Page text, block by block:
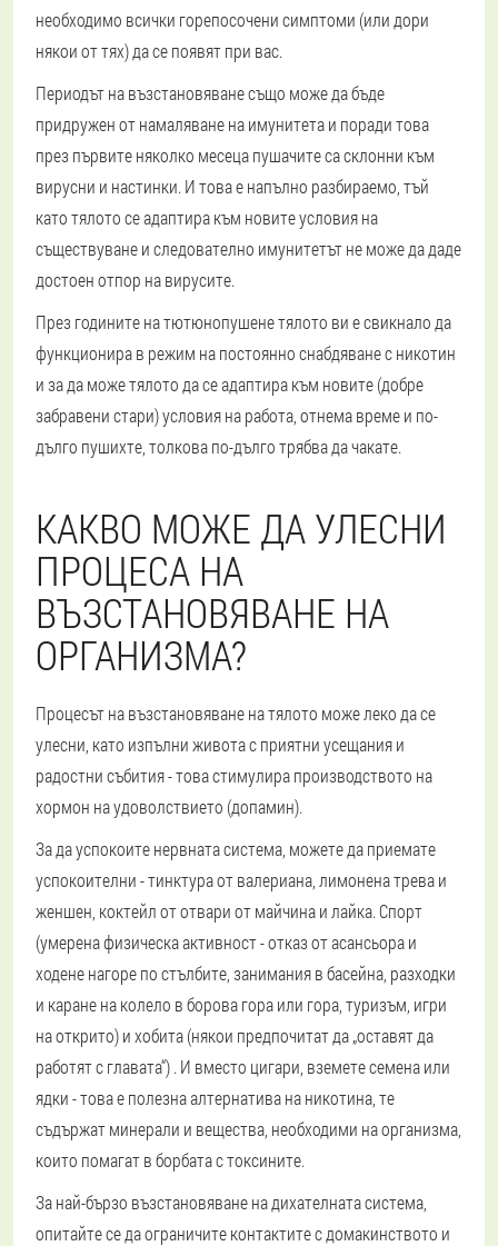
необходимо всички горепосочени симптоми (или дори
някои от тях) да се появят при вас.
Периодът на възстановяване също може да бъде
придружен от намаляване на имунитета и поради това
през първите няколко месеца пушачите са склонни към
вирусни и настинки. И това е напълно разбираемо, тъй
като тялото се адаптира към новите условия на
съществуване и следователно имунитетът не може да даде
достоен отпор на вирусите.
През годините на тютюнопушене тялото ви е свикнало да
функционира в режим на постоянно снабдяване с никотин
и за да може тялото да се адаптира към новите (добре
забравени стари) условия на работа, отнема време и по-
дълго пушихте, толкова по-дълго трябва да чакате.
КАКВО МОЖЕ ДА УЛЕСНИ
ПРОЦЕСА НА
ВЪЗСТАНОВЯВАНЕ НА
ОРГАНИЗМА?
Процесът на възстановяване на тялото може леко да се
улесни, като изпълни живота с приятни усещания и
радостни събития - това стимулира производството на
хормон на удоволствието (допамин).
За да успокоите нервната система, можете да приемате
успокоителни - тинктура от валериана, лимонена трева и
женшен, коктейл от отвари от майчина и лайка. Спорт
(умерена физическа активност - отказ от асансьора и
ходене нагоре по стълбите, занимания в басейна, разходки
и каране на колело в борова гора или гора, туризъм, игри
на открито) и хобита (някои предпочитат да „оставят да
работят с главата“) . И вместо цигари, вземете семена или
ядки - това е полезна алтернатива на никотина, те
съдържат минерали и вещества, необходими на организма,
които помагат в борбата с токсините.
За най-бързо възстановяване на дихателната система,
опитайте се да ограничите контактите с домакинството и